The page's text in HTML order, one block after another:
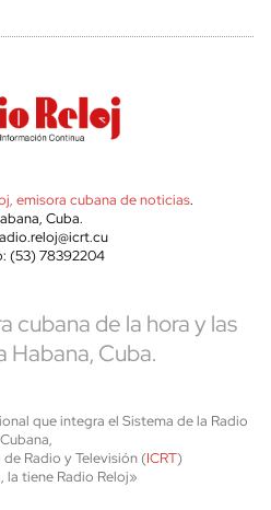
emisora cubana de noticias.
Cuba.
(53) 78392204
cubana de la hora y las
Habana, Cuba.
que integra el Sistema de la Radio
Cubana,
Radio y Televisión (ICRT)
la tiene Radio Reloj»